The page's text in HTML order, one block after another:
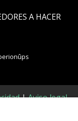
A HACER
|Aviso legal